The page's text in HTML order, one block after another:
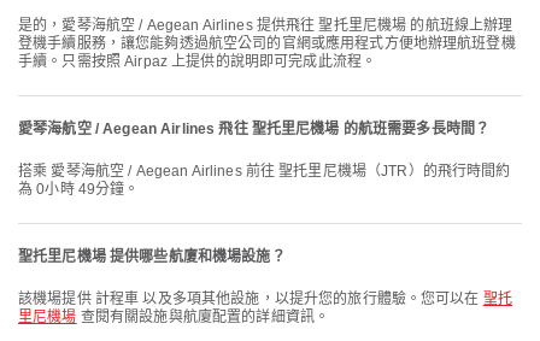
是的，愛琴海航空 / Aegean Airlines 提供飛往 聖托里尼機場 的航班線上辦理
登機手續服務，讓您能夠透過航空公司的官網或應用程式方便地辦理航班登機
手續。只需按照 Airpaz 上提供的說明即可完成此流程。
愛琴海航空 / Aegean Airlines 飛往 聖托里尼機場 的航班需要多長時間？
搭乘 愛琴海航空 / Aegean Airlines 前往 聖托里尼機場（JTR）的飛行時間約
為 0小時 49分鐘。
聖托里尼機場 提供哪些航廈和機場設施？
該機場提供 計程車 以及多項其他設施，以提升您的旅行體驗。您可以在 聖托
里尼機場 查閱有關設施與航廈配置的詳細資訊。